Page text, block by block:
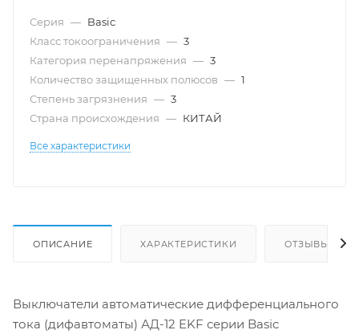
Серия — Basic
Класс токоограничения — 3
Категория перенапряжения — 3
Количество защищенных полюсов — 1
Степень загрязнения — 3
Страна происхождения — КИТАЙ
Все характеристики
ОПИСАНИЕ ХАРАКТЕРИСТИКИ ОТЗЫВЫ
Выключатели автоматические дифференциального
тока (дифавтоматы) АД-12 EKF серии Basic